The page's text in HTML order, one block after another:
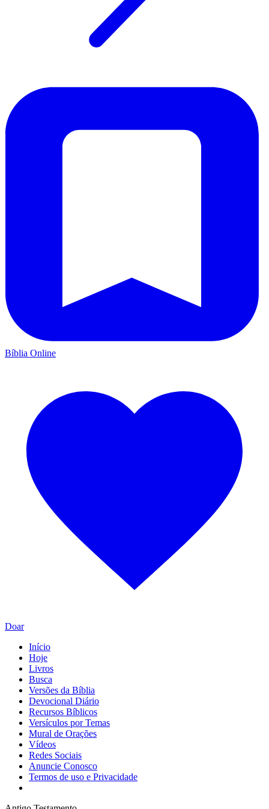
Bíblia Online
Doar
Início
Hoje
Livros
Busca
Versões da Bíblia
Devocional Diário
Recursos Bíblicos
Versículos por Temas
Mural de Orações
Vídeos
Redes Sociais
Anuncie Conosco
Termos de uso e Privacidade